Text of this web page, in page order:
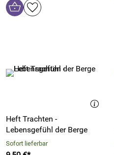
Heft Trachten -
Lebensgefühl der Berge
Sofort lieferbar